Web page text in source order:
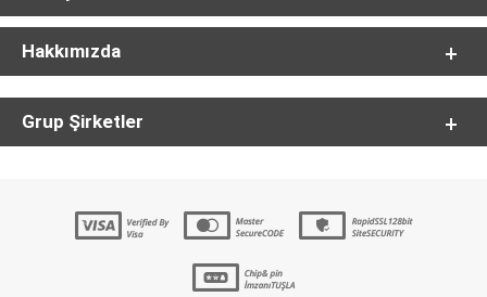
Hakkımızda
Grup Şirketler